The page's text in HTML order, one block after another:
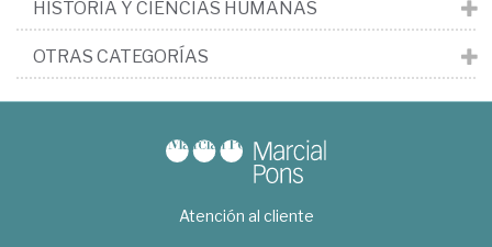
HISTORIA Y CIENCIAS HUMANAS
OTRAS CATEGORÍAS
Atención al cliente